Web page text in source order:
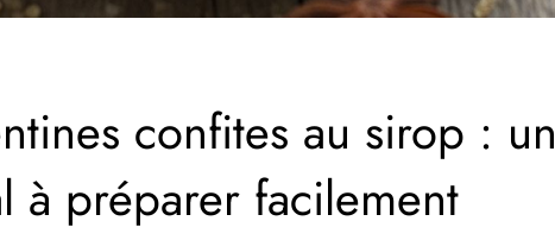
confites au sirop : un
à préparer facilement